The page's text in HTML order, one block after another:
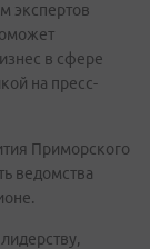
экспертов
в сфере
на пресс-
Приморского
ведомства